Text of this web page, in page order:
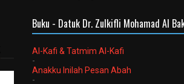
Buku - Datuk Dr. Zulkifli Mohamad Al
Al-Kafi & Tatmim Al-Kafi
-
Anakku Inilah Pesan Abah
-